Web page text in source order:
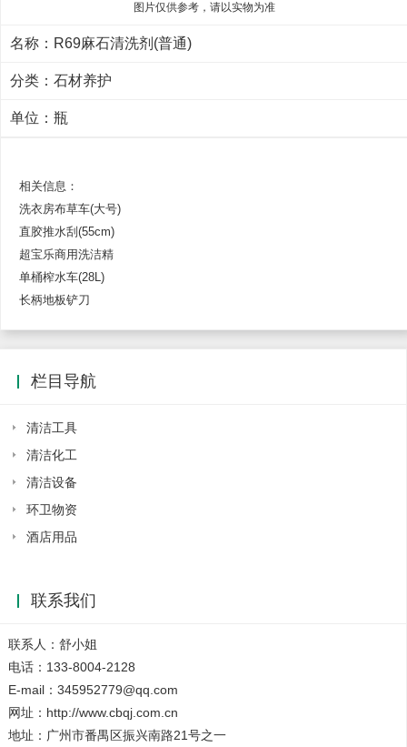
图片仅供参考，请以实物为准
名称：R69麻石清洗剂(普通)
分类： 石材养护
单位：瓶
相关信息：
洗衣房布草车(大号)
直胶推水刮(55cm)
超宝乐商用洗洁精
单桶榨水车(28L)
长柄地板铲刀
栏目导航
清洁工具
清洁化工
清洁设备
环卫物资
酒店用品
联系我们
联系人：舒小姐
电话：133-8004-2128
E-mail：345952779@qq.com
网址：http://www.cbqj.com.cn
地址：广州市番禺区振兴南路21号之一